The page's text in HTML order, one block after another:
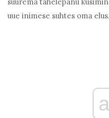
uue inimese suhtes oma elus.